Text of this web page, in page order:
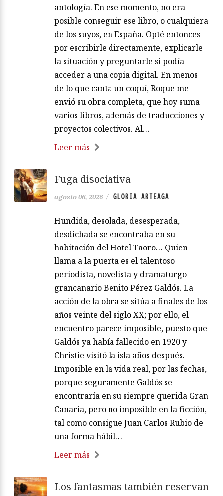
antología. En ese momento, no era
posible conseguir ese libro, o cualquiera
de los suyos, en España. Opté entonces
por escribirle directamente, explicarle
la situación y preguntarle si podía
acceder a una copia digital. En menos
de lo que canta un coquí, Roque me
envió su obra completa, que hoy suma
varios libros, además de traducciones y
proyectos colectivos. Al…
Leer más
Fuga disociativa
agosto 06, 2026 / GLORIA ARTEAGA
Hundida, desolada, desesperada,
desdichada se encontraba en su
habitación del Hotel Taoro… Quien
llama a la puerta es el talentoso
periodista, novelista y dramaturgo
grancanario Benito Pérez Galdós. La
acción de la obra se sitúa a finales de los
años veinte del siglo XX; por ello, el
encuentro parece imposible, puesto que
Galdós ya había fallecido en 1920 y
Christie visitó la isla años después.
Imposible en la vida real, por las fechas,
porque seguramente Galdós se
encontraría en su siempre querida Gran
Canaria, pero no imposible en la ficción,
tal como consigue Juan Carlos Rubio de
una forma hábil…
Leer más
Los fantasmas también reservan